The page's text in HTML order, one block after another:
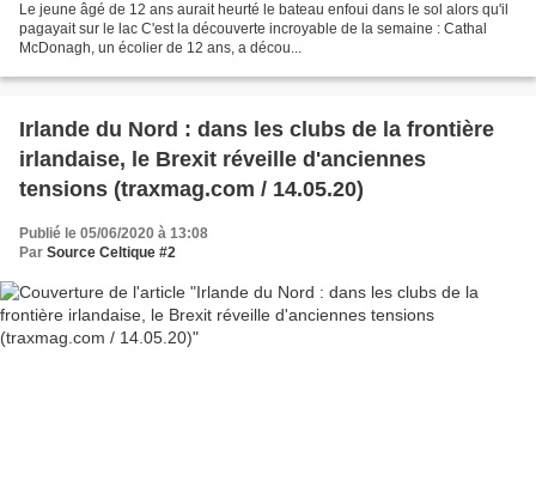
Le jeune âgé de 12 ans aurait heurté le bateau enfoui dans le sol alors qu'il
pagayait sur le lac C'est la découverte incroyable de la semaine : Cathal
McDonagh, un écolier de 12 ans, a décou...
Irlande du Nord : dans les clubs de la frontière
irlandaise, le Brexit réveille d'anciennes
tensions (traxmag.com / 14.05.20)
Publié le 05/06/2020 à 13:08
Par Source Celtique #2